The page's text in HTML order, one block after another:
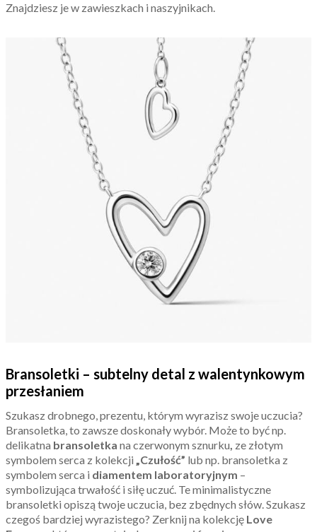
Znajdziesz je w zawieszkach i naszyjnikach.
Bransoletki – subtelny detal z walentynkowym
przesłaniem
Szukasz drobnego, prezentu, którym wyrazisz swoje uczucia?
Bransoletka, to zawsze doskonały wybór. Może to być np.
delikatna bransoletka na czerwonym sznurku, ze złotym
symbolem serca z kolekcji „Czułość” lub np. bransoletka z
symbolem serca i diamentem laboratoryjnym –
symbolizująca trwałość i siłę uczuć. Te minimalistyczne
bransoletki opiszą twoje uczucia, bez zbędnych słów. Szukasz
czegoś bardziej wyrazistego? Zerknij na kolekcję Love